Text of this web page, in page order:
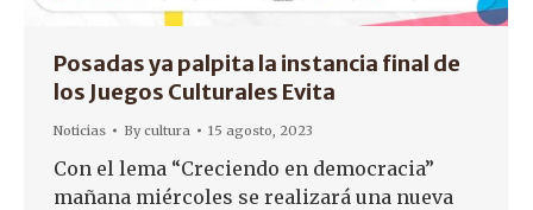
Posadas ya palpita la instancia final de
los Juegos Culturales Evita
Noticias Bycultura 15 agosto, 2023
Con el lema “Creciendo en democracia”
mañana miércoles se realizará una nueva